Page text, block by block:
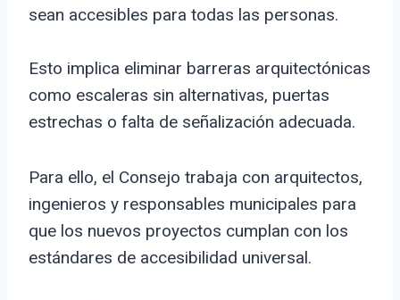
sean accesibles para todas las personas.
Esto implica eliminar barreras arquitectónicas
como escaleras sin alternativas, puertas
estrechas o falta de señalización adecuada.
Para ello, el Consejo trabaja con arquitectos,
ingenieros y responsables municipales para
que los nuevos proyectos cumplan con los
estándares de accesibilidad universal.